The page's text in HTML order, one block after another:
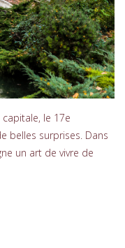
le 17e
belles surprises. Dans
un art de vivre de